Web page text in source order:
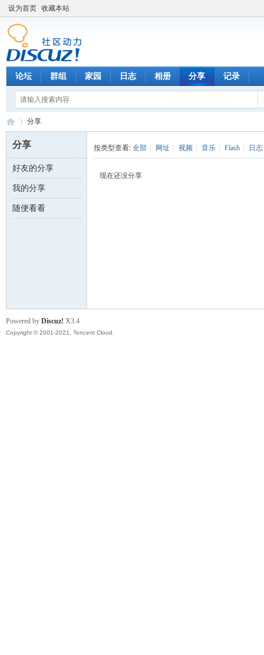
设为首页 收藏本站
论坛 群组 家园 日志 相册 分享 记录
数 ›
分享
分享
好友的分享
我的分享
随便看看
按类型查看: 全部 网址 视频 音乐 Flash 日志
现在还没分享
Powered by Discuz! X3.4
Copyright © 2001-2021, Tencent Cloud.